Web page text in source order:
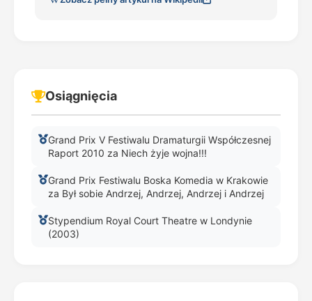
Osiągnięcia
Grand Prix V Festiwalu Dramaturgii Współczesnej
Raport 2010 za Niech żyje wojna!!!
Grand Prix Festiwalu Boska Komedia w Krakowie
za Był sobie Andrzej, Andrzej, Andrzej i Andrzej
Stypendium Royal Court Theatre w Londynie
(2003)